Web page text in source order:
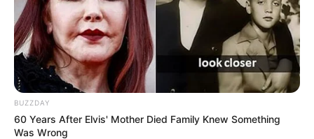
BUZZDAY
60 Years After Elvis' Mother Died Family Knew Something
Was Wrong